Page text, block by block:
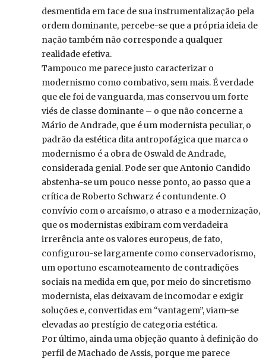
desmentida em face de sua instrumentalização pela
ordem dominante, percebe-se que a própria ideia de
nação também não corresponde a qualquer
realidade efetiva.
Tampouco me parece justo caracterizar o
modernismo como combativo, sem mais. É verdade
que ele foi de vanguarda, mas conservou um forte
viés de classe dominante – o que não concerne a
Mário de Andrade, que é um modernista peculiar, o
padrão da estética dita antropofágica que marca o
modernismo é a obra de Oswald de Andrade,
considerada genial. Pode ser que Antonio Candido
abstenha-se um pouco nesse ponto, ao passo que a
crítica de Roberto Schwarz é contundente. O
convívio com o arcaísmo, o atraso e a modernização,
que os modernistas exibiram com verdadeira
irrerência ante os valores europeus, de fato,
configurou-se largamente como conservadorismo,
um oportuno escamoteamento de contradições
sociais na medida em que, por meio do sincretismo
modernista, elas deixavam de incomodar e exigir
soluções e, convertidas em “vantagem”, viam-se
elevadas ao prestígio de categoria estética.
Por último, ainda uma objeção quanto à definição do
perfil de Machado de Assis, porque me parece